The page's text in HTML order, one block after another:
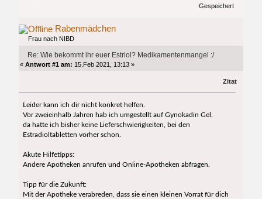
Gespeichert
Rabenmädchen
Frau nach NIBD
Re: Wie bekommt ihr euer Estriol? Medikamentenmangel :/
«Antwort #1 am: 15.Feb 2021, 13:13 »
Zitat
Leider kann ich dir nicht konkret helfen.
Vor zweieinhalb Jahren hab ich umgestellt auf Gynokadin Gel.
da hatte ich bisher keine Lieferschwierigkeiten, bei den
Estradioltabletten vorher schon.
Akute Hilfetipps:
Andere Apotheken anrufen und Online-Apotheken abfragen.
Tipp für die Zukunft:
Mit der Apotheke verabreden, dass sie einen kleinen Vorrat für dich